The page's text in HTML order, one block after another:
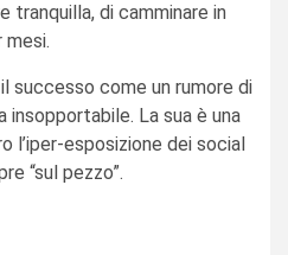
tranquilla, di camminare in
mesi.
successo come un rumore di
La sua è una
l’iper-esposizione dei social
“sul pezzo”.